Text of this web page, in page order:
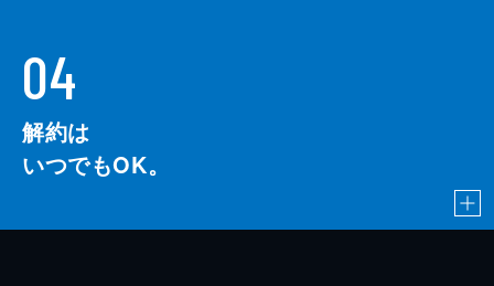
04
解約は
いつでもOK。